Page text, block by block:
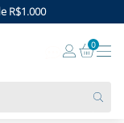
R$1.000
0